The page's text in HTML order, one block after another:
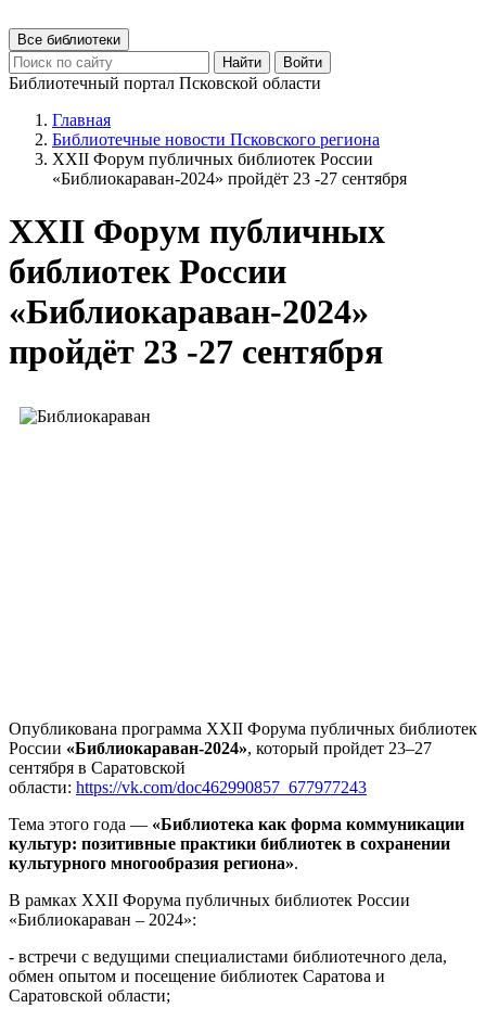
Все библиотеки
Найти
Войти
Библиотечный портал Псковской области
Главная
Библиотечные новости Псковского региона
XXII Форум публичных библиотек России
«Библиокараван-2024» пройдёт 23 -27 сентября
XXII Форум публичных
библиотек России
«Библиокараван-2024»
пройдёт 23 -27 сентября
Опубликована программа XXII Форума публичных библиотек
России «Библиокараван-2024», который пройдет 23–27
сентября в Саратовской
области: https://vk.com/doc462990857_677977243
Тема этого года — «Библиотека как форма коммуникации
культур: позитивные практики библиотек в сохранении
культурного многообразия региона».
В рамках XXII Форума публичных библиотек России
«Библиокараван – 2024»:
- встречи с ведущими специалистами библиотечного дела,
обмен опытом и посещение библиотек Саратова и
Саратовской области;